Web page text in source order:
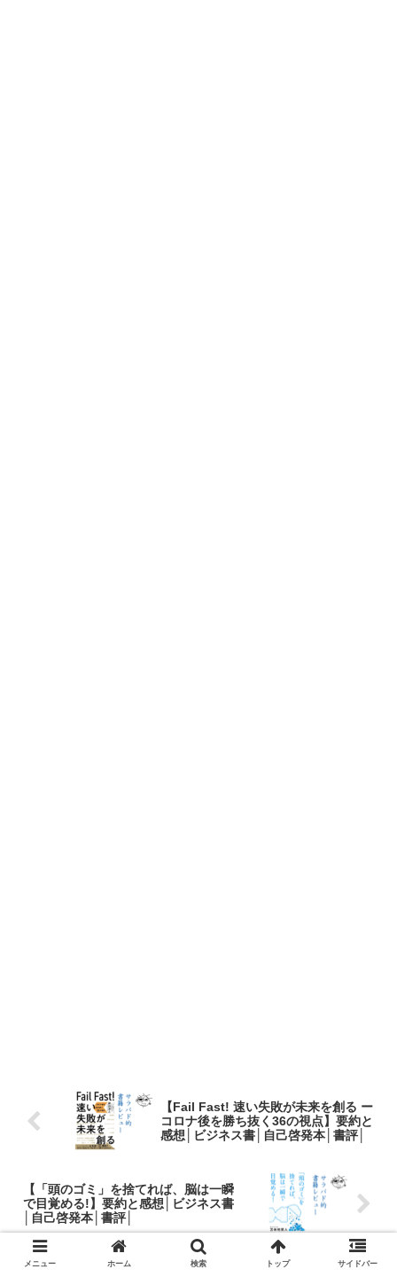
【Fail Fast! 速い失敗が未来を創る ー
コロナ後を勝ち抜く36の視点】要約と
感想│ビジネス書│自己啓発本│書評│
【「頭のゴミ」を捨てれば、脳は一瞬
で目覚める!】要約と感想│ビジネス書
│自己啓発本│書評│
メニュー ホーム 検索 トップ サイドバー